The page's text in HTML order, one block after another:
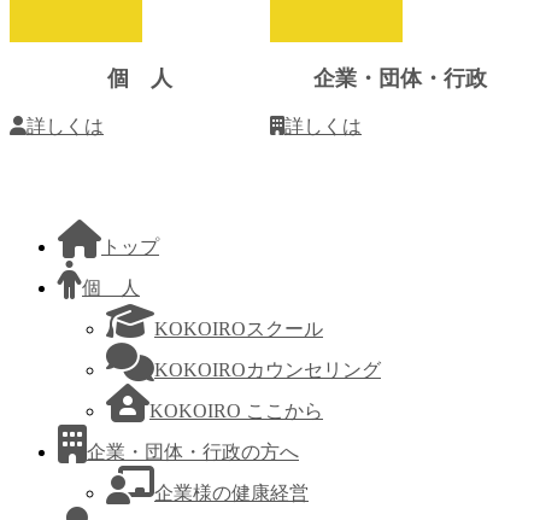
ン
個 人
詳しくは
企業・団体・行政
詳しくは
トップ
個 人
KOKOIROスクール
KOKOIROカウンセリング
KOKOIRO ここから
企業・団体・行政の方へ
企業様の健康経営